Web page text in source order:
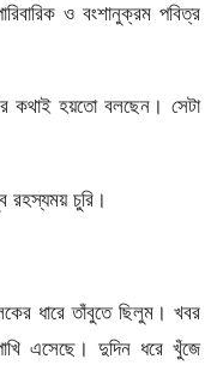
ও বংশানুক্রম পবিত্র
কথাই হয়তো বলছেন। সেটা
রহস্যময় চুরি।
ধারে তাঁবুতে ছিলুম। খবর
এসেছে। দুদিন ধরে খুঁজে